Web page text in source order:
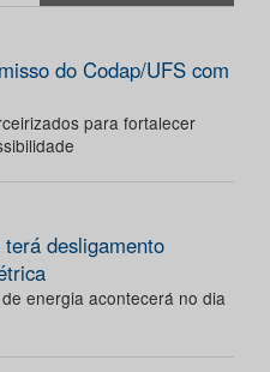
do Codap/UFS com
para fortalecer
desligamento
energia acontecerá no dia